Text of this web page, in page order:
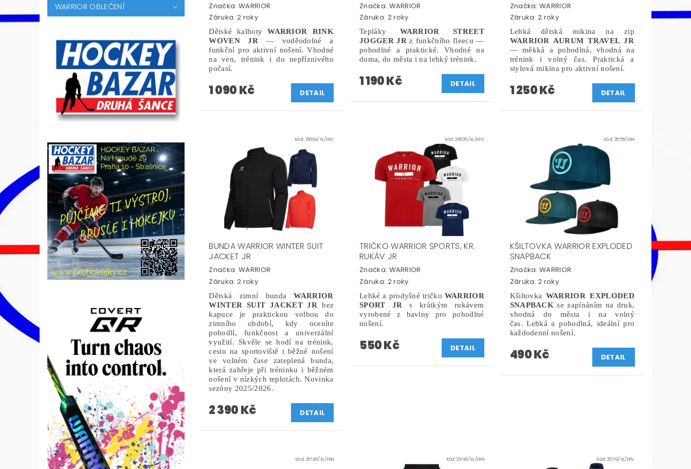
WARRIOR OBLEČENÍ
Značka: WARRIOR
Záruka: 2 roky
Dětské kalhotyWARRIOR RINK
WOVEN JR— voděodolné a
funkční pro aktivní nošení. Vhodné
na ven, trénink i do nepříznivého
počasí.
1 090 Kč DETAIL
Značka: WARRIOR
Záruka: 2 roky
Tepláky WARRIOR STREET
JOGGER JRz funkčního fleecu —
pohodlné a praktické. Vhodné na
doma, do města i na lehký trénink.
1 190 Kč DETAIL
Značka:WARRIOR
Záruka: 2 roky
Lehká dětská mikina na zip
WARRIOR AURUM TRAVEL JR
— měkká a pohodlná, vhodná na
trénink i volný čas. Praktická a
stylová mikina pro aktivní nošení.
1 250 Kč DETAIL
Kód: 25854/XL/ERV
BUNDA WARRIOR WINTER SUIT
JACKET JR
Značka: WARRIOR
Záruka: 2 roky
Dětská zimní bundaWARRIOR
WINTER SUIT JACKET JR
bez
kapuce je praktickou volbou do
zimního období, kdy oceníte
pohodlí, funkčnost a univerzální
využití. Skvěle se hodí na trénink,
cestu na sportoviště i běžné nošení
ve volném čase zateplená bunda,
která zahřeje při tréninku i běžném
nošení v nízkých teplotách. Novinka
sezóny 2025/2026.
2 390 Kč DETAIL
Kód:25836/XL/ERV
TRIČKO WARRIOR SPORTS, KR.
RUKÁV JR
Značka: WARRIOR
Záruka: 2 roky
Lehké a prodyšné tričko WARRIOR
SPORT JR s krátkým rukávem
vyrobené z bavlny pro pohodlné
nošení.
550 Kč DETAIL
Kód: 25755/ERN
KŠILTOVKA WARRIOR EXPLODED
SNAPBACK
Značka:WARRIOR
Záruka: 2 roky
Kšiltovka WARRIOR EXPLODED
SNAPBACK se zapínáním na druk,
vhodná do města i na volný
čas. Lehká a pohodlná, ideální pro
každodenní nošení.
490 Kč DETAIL
Kód: 25746/XL/ERN Kód:25740/XL/ERN Kód: 25719/XL/ERV